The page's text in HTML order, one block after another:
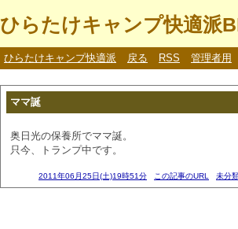
ひらたけキャンプ快適派
ひらたけキャンプ快適派 戻る RSS 管理者用
ママ誕
奥日光の保養所でママ誕。
只今、トランプ中です。
2011年06月25日(土)19時51分 この記事のURL 未分